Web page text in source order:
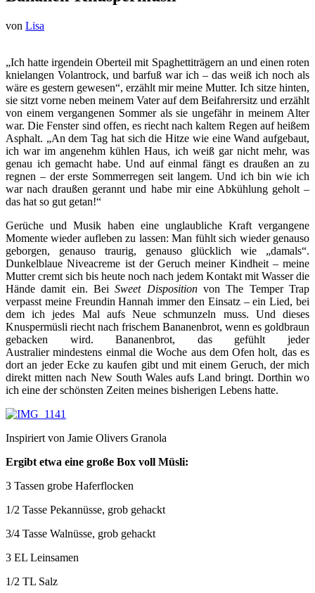
von Lisa
„Ich hatte irgendein Oberteil mit Spaghettiträgern an und einen roten
knielangen Volantrock, und barfuß war ich – das weiß ich noch als
wäre es gestern gewesen“, erzählt mir meine Mutter. Ich sitze hinten,
sie sitzt vorne neben meinem Vater auf dem Beifahrersitz und erzählt
von einem vergangenen Sommer als sie ungefähr in meinem Alter
war. Die Fenster sind offen, es riecht nach kaltem Regen auf heißem
Asphalt. „An dem Tag hat sich die Hitze wie eine Wand aufgebaut,
ich war im angenehm kühlen Haus, ich weiß gar nicht mehr, was
genau ich gemacht habe. Und auf einmal fängt es draußen an zu
regnen – der erste Sommerregen seit langem. Und ich bin wie ich
war nach draußen gerannt und habe mir eine Abkühlung geholt –
das hat so gut getan!“
Gerüche und Musik haben eine unglaubliche Kraft vergangene
Momente wieder aufleben zu lassen: Man fühlt sich wieder genauso
geborgen, genauso traurig, genauso glücklich wie „damals“.
Dunkelblaue Niveacreme ist der Geruch meiner Kindheit – meine
Mutter cremt sich bis heute noch nach jedem Kontakt mit Wasser die
Hände damit ein. BeiSweet Dispositionvon The Temper Trap
verpasst meine Freundin Hannah immer den Einsatz – ein Lied, bei
dem ich jedes Mal aufs Neue schmunzeln muss. Und dieses
Knuspermüsli riecht nach frischem Bananenbrot, wenn es goldbraun
gebacken wird. Bananenbrot, das gefühlt jeder
Australier mindestens einmal die Woche aus dem Ofen holt, das es
dort an jeder Ecke zu kaufen gibt und mit einem Geruch, der mich
direkt mitten nach New South Wales aufs Land bringt. Dorthin wo
ich eine der schönsten Zeiten meines bisherigen Lebens hatte.
Inspiriert von Jamie Olivers Granola
Ergibt etwa eine große Box voll Müsli:
3 Tassen grobe Haferflocken
1/2 Tasse Pekannüsse, grob gehackt
3/4 Tasse Walnüsse, grob gehackt
3 EL Leinsamen
1/2 TL Salz